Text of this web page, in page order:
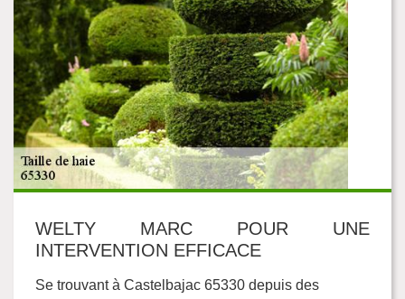
WELTY MARC POUR UNE
INTERVENTION EFFICACE
Se trouvant à Castelbajac 65330 depuis des